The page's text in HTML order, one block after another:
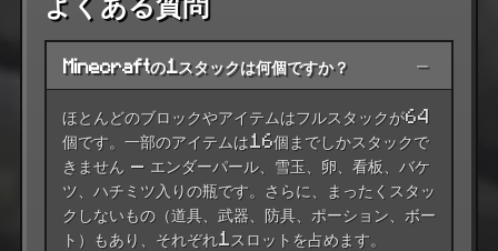
Minecraftの1スタックは何個ですか？ −
ほとんどのブロックやアイテムはフルスタックが64
個です。一部のアイテムは16個までしかスタックで
きません — エンダーパール、雪玉、卵、看板、バケ
ツ、ハチミツ入りの瓶です。さらに、まったくスタッ
クしないもの（道具、武器、防具、ポーション、ボー
ト）もあり、それぞれ1スロットを占めます。